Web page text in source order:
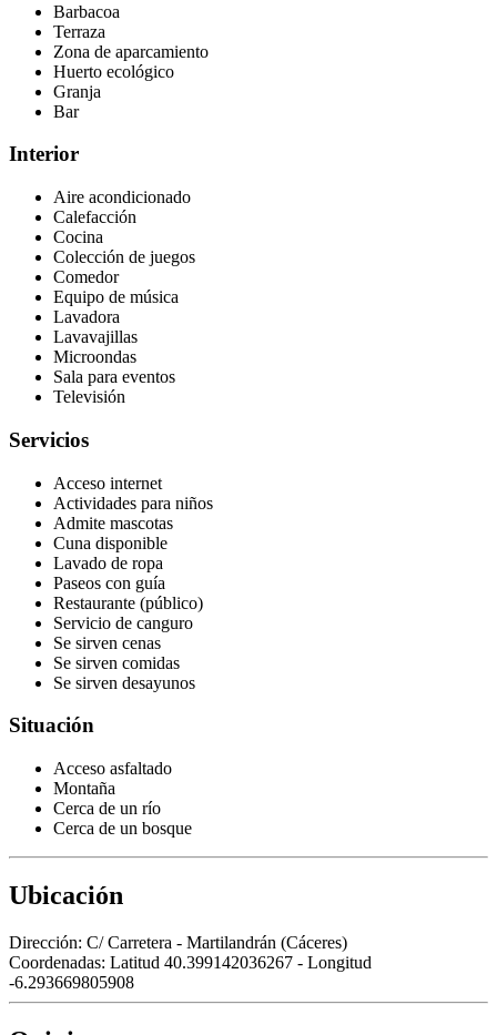
Barbacoa
Terraza
Zona de aparcamiento
Huerto ecológico
Granja
Bar
Interior
Aire acondicionado
Calefacción
Cocina
Colección de juegos
Comedor
Equipo de música
Lavadora
Lavavajillas
Microondas
Sala para eventos
Televisión
Servicios
Acceso internet
Actividades para niños
Admite mascotas
Cuna disponible
Lavado de ropa
Paseos con guía
Restaurante (público)
Servicio de canguro
Se sirven cenas
Se sirven comidas
Se sirven desayunos
Situación
Acceso asfaltado
Montaña
Cerca de un río
Cerca de un bosque
Ubicación
Dirección: C/ Carretera - Martilandrán (Cáceres)
Coordenadas: Latitud 40.399142036267 - Longitud
-6.293669805908